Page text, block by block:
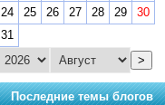
24
25 26 27 28 29
30
31
>
Последние темы блогов